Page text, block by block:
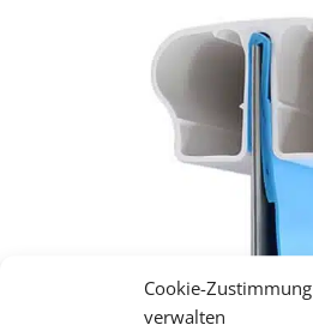
Cookie-Zustimmung
verwalten